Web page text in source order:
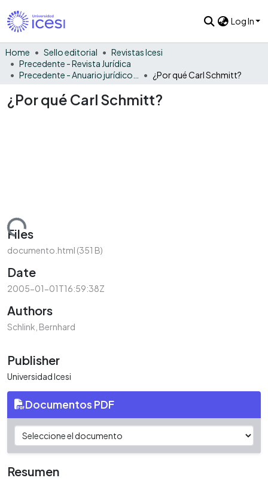
Log In
Home Sello editorial
Revistas Icesi
Precedente - Revista Jurídica
¿Por qué Carl Schmitt?
¿Por qué Carl Schmitt?
Files
documento.html (351 B)
Date
2005-01-01T16:59:38Z
Authors
Schlink, Bernhard
Publisher
Universidad Icesi
Documentos PDF
Resumen